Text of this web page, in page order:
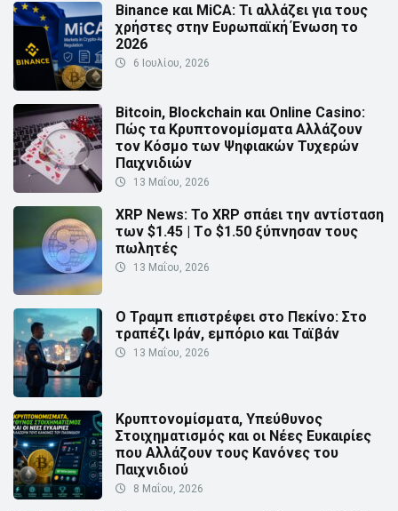
Binance και MiCA: Τι αλλάζει για τους
χρήστες στην Ευρωπαϊκή Ένωση το
2026
6 Ιουλίου, 2026
Bitcoin, Blockchain και Online Casino:
Πώς τα Κρυπτονομίσματα Αλλάζουν
τον Κόσμο των Ψηφιακών Τυχερών
Παιχνιδιών
13 Μαΐου, 2026
XRP News: Το XRP σπάει την αντίσταση
των $1.45 | Τo $1.50 ξύπνησαν τους
πωλητές
13 Μαΐου, 2026
Ο Τραμπ επιστρέφει στο Πεκίνο: Στο
τραπέζι Ιράν, εμπόριο και Ταϊβάν
13 Μαΐου, 2026
Κρυπτονομίσματα, Υπεύθυνος
Στοιχηματισμός και οι Νέες Ευκαιρίες
που Αλλάζουν τους Κανόνες του
Παιχνιδιού
8 Μαΐου, 2026